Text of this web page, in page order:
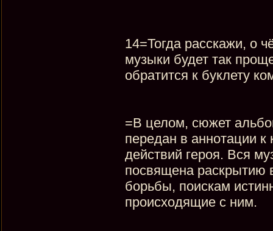
14=Тогда расскажи, о
музыки будет так
обратится к буклету
=В целом, сюжет
передан в аннотации
действий героя. Вся
посвящена раскрытию
борьбы, поискам
происходящие с ним.